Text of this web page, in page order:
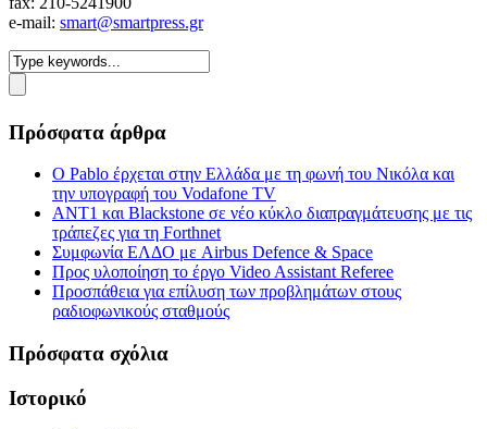
e-mail: smart@smartpress.gr
Πρόσφατα άρθρα
Ο Pablo έρχεται στην Ελλάδα με τη φωνή του Νικόλα και
την υπογραφή του Vodafone TV
ΑΝΤ1 και Blackstone σε νέο κύκλο διαπραγμάτευσης με τις
τράπεζες για τη Forthnet
Συμφωνία ΕΛΔΟ με Airbus Defence & Space
Προς υλοποίηση το έργο Video Assistant Referee
Προσπάθεια για επίλυση των προβλημάτων στους
ραδιοφωνικούς σταθμούς
Πρόσφατα σχόλια
Ιστορικό